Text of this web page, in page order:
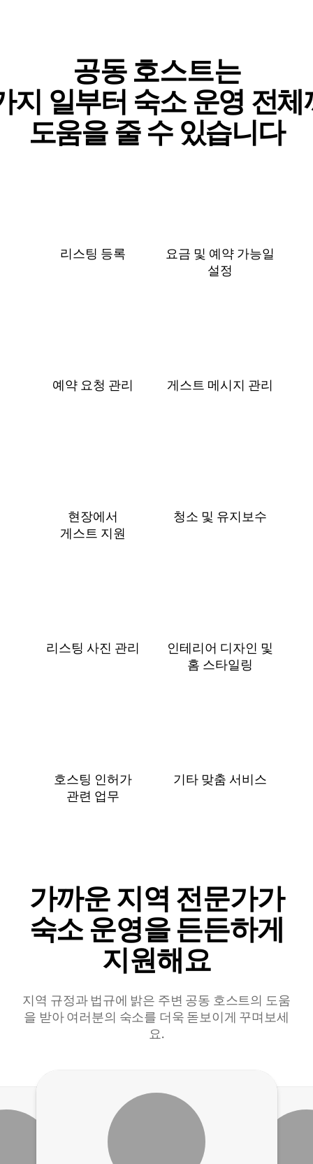
공동 호스트는
지 일⁠부⁠터 숙⁠소 운⁠영 전⁠체⁠
도⁠움⁠을 줄 수 있⁠습⁠니⁠다
리스팅 등록
요금 및 예⁠약 가⁠능⁠일
설⁠정
예약 요청 관리 게스트 메⁠시⁠지 관⁠리
현장에서
게⁠스⁠트 지⁠원
청소 및 유지보수
리스팅 사진 관리
인테리어 디자인 및
홈 스⁠타⁠일⁠링
호스팅 인허가
관⁠련 업⁠무
기타 맞춤 서비스
가까운 지역 전문가가
숙소 운영을 든든하게
지원해요
지역 규정과 법규에 밝은 주변 공동 호스트의 도움
을 받아 여러분의 숙소를 더욱 돋보이게 꾸며보세
요.